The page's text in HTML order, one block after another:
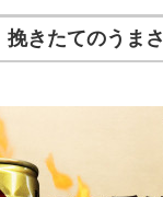
挽きたてのうまさ